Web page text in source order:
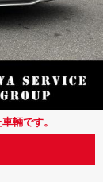
輛です。